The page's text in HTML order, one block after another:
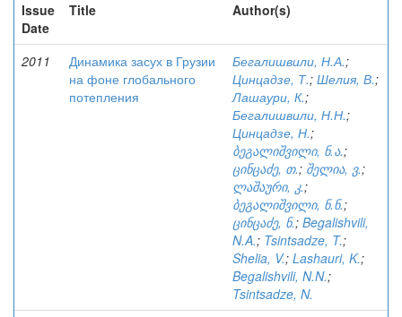
Issue
Date
Title Author(s)
2011
Динамика засух в Грузии
на фоне глобального
потепления
Бегалишвили, Н.А.;
Цинцадзе, Т.; Шелия, В.;
Лашаури, К.;
Бегалишвили, Н.Н.;
Цинцадзе, Н.;
ბეგალიშვილი, ნ.ა.;
ცინცაძე, თ.; შელია, ვ.;
ლაშაური, კ.;
ბეგალიშვილი, ნ.ნ.;
ცინცაძე, ნ.; Begalishvili,
N.A.; Tsintsadze, T.;
Shelia, V.; Lashauri, K.;
Begalishvili, N.N.;
Tsintsadze, N.